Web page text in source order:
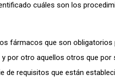
cuáles son los
fármacos que son
por otro aquellos otros que
de requisitos que están